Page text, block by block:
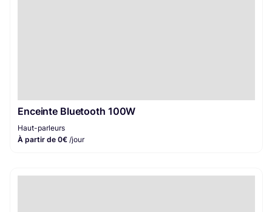
Enceinte Bluetooth 100W
Haut-parleurs
À partir de 0€ /jour